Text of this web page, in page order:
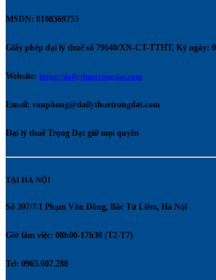
MSDN: 0108369755
Giấy phép đại lý thuế số 79640/XN-CT-TTHT, Ký ngày:
Website: https://dailythuetrongdat.com
Email: vanphong@dailythuetrongdat.com
Đại lý thuế Trọng Đạt giữ mọi quyền
TẠI HÀ NỘI
Số 397/7/1 Phạm Văn Đồng, Bắc Từ Liêm, Hà Nội
Giờ làm việc: 08h00-17h30 (T2-T7)
Tel: 0965.607.288